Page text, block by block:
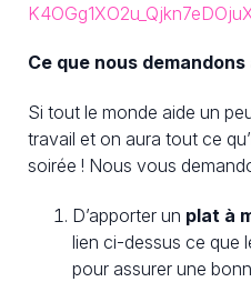
Ce que nous
Si tout le monde aide un
travail et on aura tout ce
soirée ! Nous vous
D’apporter un plat à
lien ci-dessus ce que
pour assurer une